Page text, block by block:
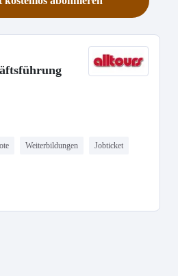
Weiterbildungen Jobticket